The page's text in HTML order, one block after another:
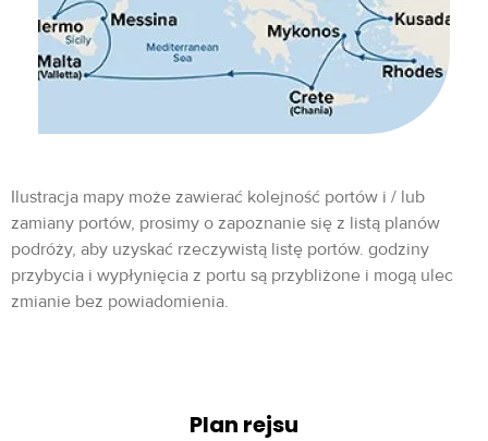
Ilustracja mapy może zawierać kolejność portów i / lub
zamiany portów, prosimy o zapoznanie się z listą planów
podróży, aby uzyskać rzeczywistą listę portów. godziny
przybycia i wypłynięcia z portu są przybliżone i mogą ulec
zmianie bez powiadomienia.
Plan rejsu